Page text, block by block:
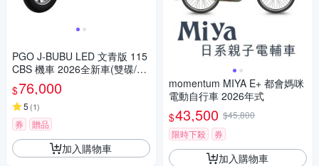
PGO J-BUBU LED 文青版 115
CBS 機車 2026全新車(雙碟/雙
避震/全車LED燈)
$76,000
5 (1)
券 贈品
加入購物車
momentum MIYA E+ 都會媽咪
電動自行車 2026年式
$43,500 $45,800
限時下殺
券
加入購物車